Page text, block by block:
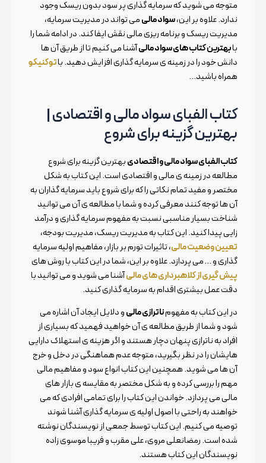
متوجه می شوید که سرمایه گذاری پر سود بدون ریسک وجود
ندارد. علاوه بر این،سواد مالیمی تواند در مدیریت سرمایه،
مدیریت ریسک و برنامه ریزی مالی نقش ایفا کند. در ادامه شما را
بابهترین کتاب های سواد مالیآشنا می کنیم تا از طریق آن ها
دانش خود را در زمینه ی سرمایه گذاری افزایش دهید. باتوکنیکو
همراه باشید…
کتاب الفبای سواد مالی و اقتصادی |
بهترین گزینه برای شروع
کتاب الفبای سواد مالی و اقتصادیبهترین گزینه برای شروع
مطالعه در زمینه ی مالی و اقتصادی است. این کتاب به شکل
مختصر و مفید تمام نکاتی را که برای شروع باید سرمایه گذاران به
آن ها توجه کنند معرفی کرده و شما با مطالعه ی آن می توانید
شناخت بسیار مناسبی نسبت به مفهوم سرمایه گذاری و درآمد
زایی پیدا کنید. این کتاب به مدیریت ریسک، مدیریت بودجه،
تعیین وضعیت مالی، تاثیرات تورم بر بازار، مفاهیم اولیه سرمایه
گذاری و … می پردازد. علاوه بر این، شما در این کتاب با روش های
پیش گیری از کلاهبرداری های مالیآشنا می شوید و می توانید با
دقت عمل بیشتری اقدام به سرمایه گذاری کنید.
در این کتاب به مفهومناترازی مالیو دلایل ایجاد آن اشاره می
شود و شما از طریق مطالعه ی آن خواهید فهمید که بسیاری از
افراد به ناترازی پنهان دچار هستند و اگر هزینه ی استهلاک دارایی
هایشان را در نظر بگیرید، متوجه عدم هماهنگی در دخل و خرج
آن ها می شوید. همچنین این کتاب انواع سود و مفاهیم مالی
مهم را بررسی کرده و به شکل مختصر به مقایسه ی بازار های
مالی می پردازد. خواندن این کتاب را برای تمامی افرادی که می
خواهند به راحتی با اصول اولیه ی سرمایه گذاری آشنا شوند
توصیه می کنیم. این کتاب توسط جمعی از نویسندگان نوشته
شده است. رمضانعلی مروی، علی مقرب و فریبا موسوی زاده
نویسندگان این کتاب هستند.